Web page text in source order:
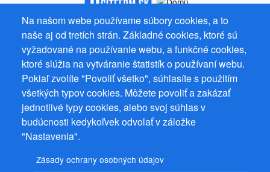
Na našom webe používame súbory cookies, a to
naše aj od tretích strán. Základné cookies, ktoré sú
vyžadované na používanie webu, a funkčné cookies,
ktoré slúžia na vytváranie štatistík o používaní webu.
Pokiaľ zvolíte "Povoliť všetko", súhlasíte s použitím
všetkých typov cookies. Môžete povoliť a zakázať
jednotlivé typy cookies, alebo svoj súhlas v
budúcnosti kedykoľvek odvolať v záložke
"Nastavenia".
Zásady ochrany osobných údajov
Spolupracujeme
22 Ostrov, IČ 08993033, DIČ CZ9161263958